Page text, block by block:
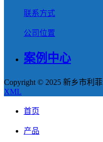
联系方式
公司位置
案例中心
Copyright © 2025 新乡市利
XML
首页
产品